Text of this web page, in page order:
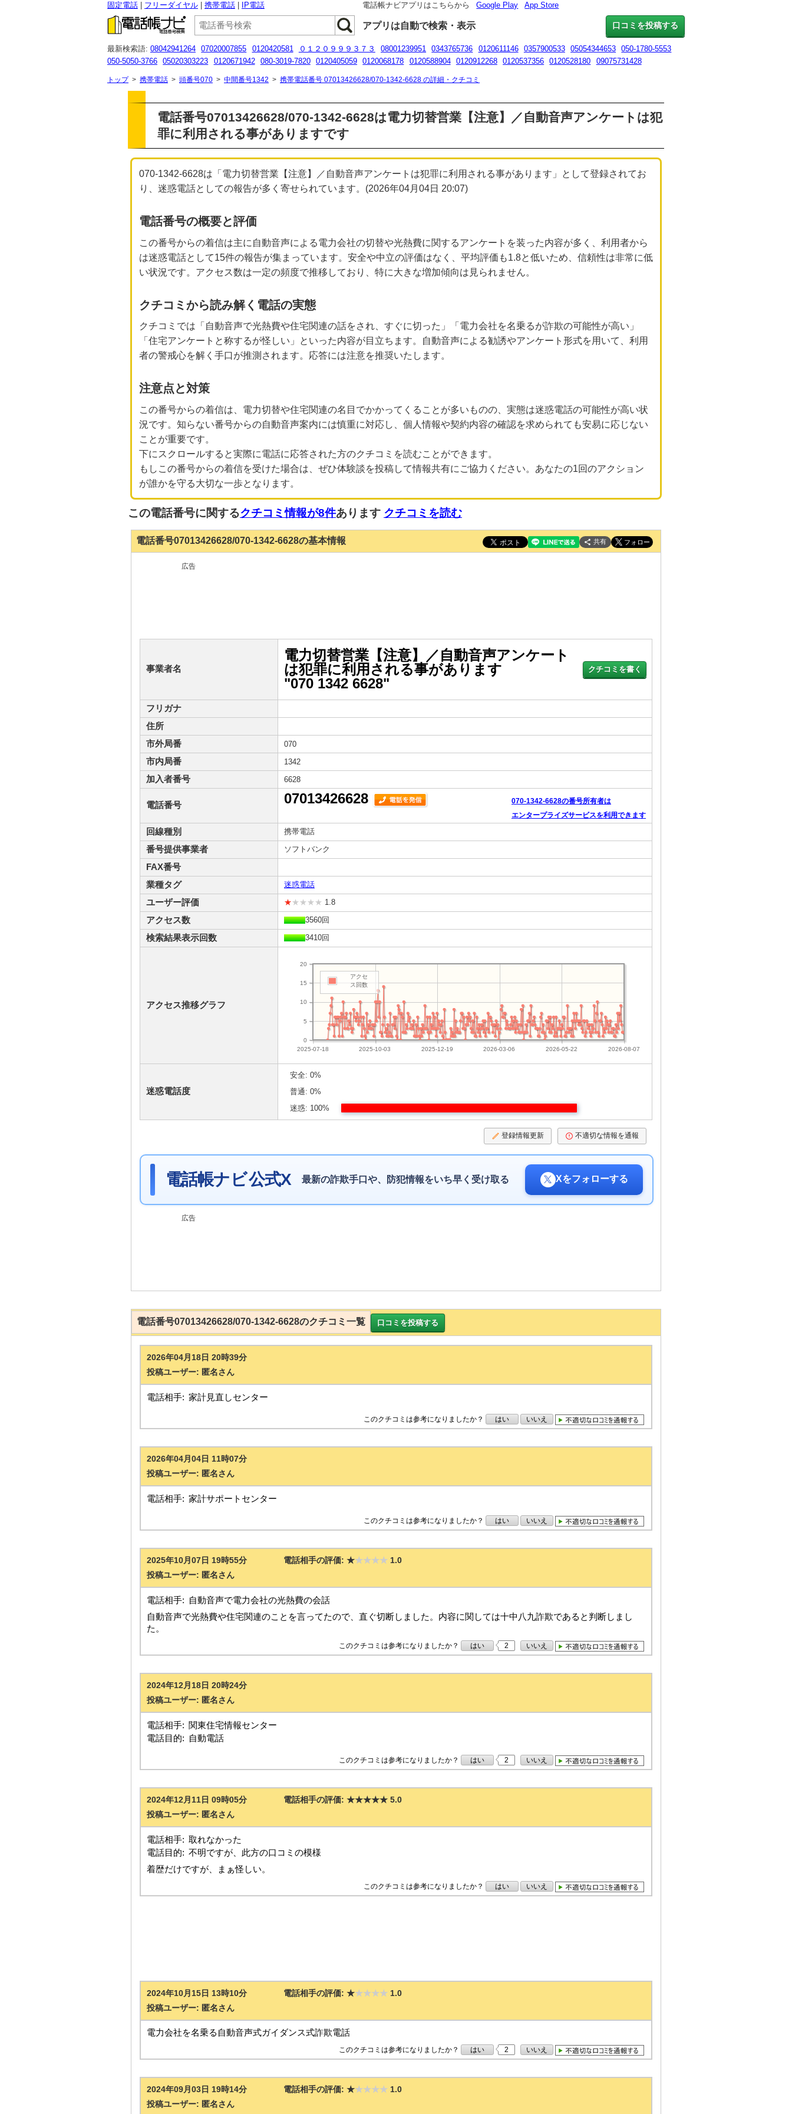
固定電話 フリーダイヤル 携帯電話 IP電話
口コミを投稿する
電話帳ナビアプリはこちらから Google Play App Store
アプリは自動で検索・表示
最新検索語: 08042941264 07020007855 0120420581 ０１２０９９９３７３ 08001239951 0343765736 0120611146 0357900533 05054344653
050-1780-5553
050-5050-3766
05020303223 0120671942 080-3019-7820 0120405059 0120068178 0120588904 0120912268 0120537356 0120528180
09075731428
トップ> 携帯電話 > 頭番号070 > 中間番号1342 > 携帯電話番号 07013426628/070-1342-6628 の詳細・クチコミ
電話番号07013426628/070-1342-6628は電力切替営業【注意】／自動音声アンケートは犯
罪に利用される事がありますです
070-1342-6628は「電力切替営業【注意】／自動音声アンケートは犯罪に利用される事があります」として登録されてお
り、迷惑電話としての報告が多く寄せられています。(2026年04月04日 20:07)
電話番号の概要と評価
この番号からの着信は主に自動音声による電力会社の切替や光熱費に関するアンケートを装った内容が多く、利用者から
は迷惑電話として15件の報告が集まっています。安全や中立の評価はなく、平均評価も1.8と低いため、信頼性は非常に低
い状況です。アクセス数は一定の頻度で推移しており、特に大きな増加傾向は見られません。
クチコミから読み解く電話の実態
クチコミでは「自動音声で光熱費や住宅関連の話をされ、すぐに切った」「電力会社を名乗るが詐欺の可能性が高い」
「住宅アンケートと称するが怪しい」といった内容が目立ちます。自動音声による勧誘やアンケート形式を用いて、利用
者の警戒心を解く手口が推測されます。応答には注意を推奨いたします。
注意点と対策
この番号からの着信は、電力切替や住宅関連の名目でかかってくることが多いものの、実態は迷惑電話の可能性が高い状
況です。知らない番号からの自動音声案内には慎重に対応し、個人情報や契約内容の確認を求められても安易に応じない
ことが重要です。
下にスクロールすると実際に電話に応答された方のクチコミを読むことができます。
もしこの番号からの着信を受けた場合は、ぜひ体験談を投稿して情報共有にご協力ください。あなたの1回のアクション
が誰かを守る大切な一歩となります。
この電話番号に関するクチコミ情報が8件あります クチコミを読む
電話番号07013426628/070-1342-6628の基本情報 共有
広告
事業者名
電力切替営業【注意】／自動音声アンケート
は犯罪に利用される事があります
"070 1342 6628"
フリガナ
住所
市外局番
070
市内局番 1342
加入者番号 6628
電話番号
070-1342-6628の番号所有者は
エンタープライズサービスを利用できます
07013426628
回線種別 携帯電話
番号提供事業者 ソフトバンク
FAX番号
業種タグ
迷惑電話
ユーザー評価 ★★★★★ 1.8
アクセス数 3560回
検索結果表示回数 3410回
アクセス推移グラフ
2025-07-18 2025-10-03 2025-12-19 2026-03-06 2026-05-22 2026-08-07
0
5
10
15
20
アクセ
ス回数
迷惑電話度
安全: 0%
普通: 0%
迷惑: 100%
登録情報更新 不適切な情報を通報
電話帳ナビ 公式X 最新の詐欺手口や、防犯情報をいち早く受け取る Xをフォローする
広告
電話番号07013426628/070-1342-6628のクチコミ一覧 口コミを投稿する
2026年04月18日 20時39分
投稿ユーザー: 匿名さん
電話相手: 家計見直しセンター
このクチコミは参考になりましたか？ はい いいえ
2026年04月04日 11時07分
投稿ユーザー: 匿名さん
電話相手: 家計サポートセンター
このクチコミは参考になりましたか？ はい いいえ
2025年10月07日 19時55分 電話相手の評価: ★★★★★1.0
投稿ユーザー: 匿名さん
電話相手:
自動音声で電力会社の光熱費の会話
自動音声で光熱費や住宅関連のことを言ってたので、直ぐ切断しました。内容に関しては十中八九詐欺であると判断しまし
た。
このクチコミは参考になりましたか？ はい 2 いいえ
2024年12月18日 20時24分
投稿ユーザー: 匿名さん
電話相手: 関東住宅情報センター
電話目的:
自動電話
このクチコミは参考になりましたか？ はい 2 いいえ
2024年12月11日 09時05分 電話相手の評価: ★★★★★5.0
投稿ユーザー: 匿名さん
電話相手: 取れなかった
電話目的: 不明ですが、此方の口コミの模様
着歴だけですが、まぁ怪しい。
このクチコミは参考になりましたか？ はい いいえ
2024年10月15日 13時10分 電話相手の評価: ★★★★★1.0
投稿ユーザー: 匿名さん
電力会社を名乗る自動音声式ガイダンス式詐欺電話
このクチコミは参考になりましたか？ はい 2 いいえ
2024年09月03日 19時14分 電話相手の評価: ★★★★★1.0
投稿ユーザー: 匿名さん